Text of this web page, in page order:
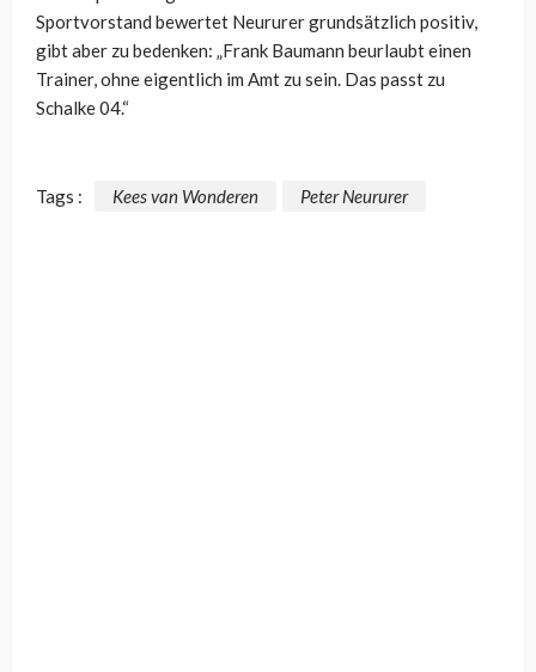
Sportvorstand bewertet Neururer grundsätzlich positiv,
gibt aber zu bedenken: „Frank Baumann beurlaubt einen
Trainer, ohne eigentlich im Amt zu sein. Das passt zu
Schalke 04.“
Tags : Kees van Wonderen Peter Neururer